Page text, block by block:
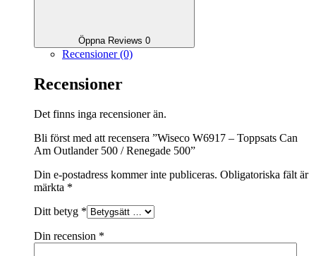
Öppna Reviews 0
Recensioner (0)
Recensioner
Det finns inga recensioner än.
Bli först med att recensera ”Wiseco W6917 – Toppsats Can
Am Outlander 500 / Renegade 500”
Din e-postadress kommer inte publiceras. Obligatoriska fält är
märkta *
Ditt betyg *
Din recension *